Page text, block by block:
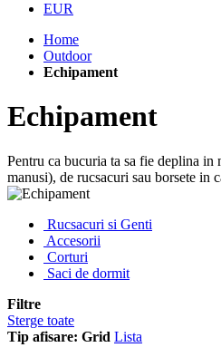
EUR
Home
Outdoor
Echipament
Echipament
Pentru ca bucuria ta sa fie deplina
manusi), de rucsacuri sau borsete in
Rucsacuri si Genti
Accesorii
Corturi
Saci de dormit
Filtre
Sterge toate
Tip afisare: Grid Lista